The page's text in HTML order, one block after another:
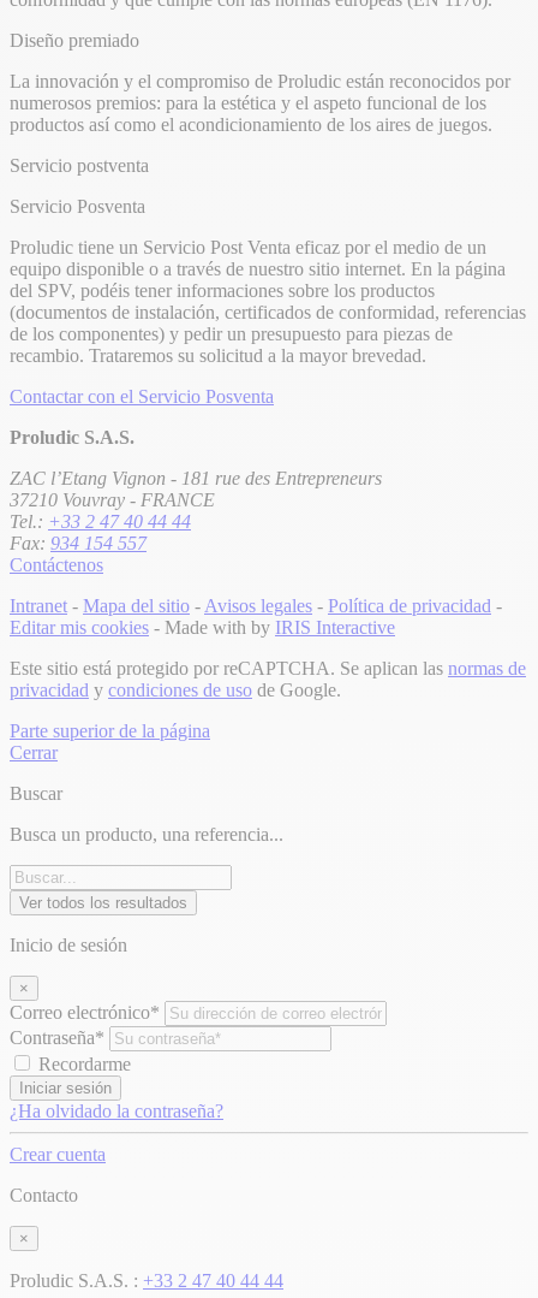
Diseño premiado
La innovación y el compromiso de Proludic están reconocidos por
numerosos premios: para la estética y el aspeto funcional de los
productos así como el acondicionamiento de los aires de juegos.
Servicio postventa
Servicio Posventa
Proludic tiene un Servicio Post Venta eficaz por el medio de un
equipo disponible o a través de nuestro sitio internet. En la página
del SPV, podéis tener informaciones sobre los productos
(documentos de instalación, certificados de conformidad, referencias
de los componentes) y pedir un presupuesto para piezas de
recambio. Trataremos su solicitud a la mayor brevedad.
Contactar con el Servicio Posventa
Proludic S.A.S.
ZAC l’Etang Vignon - 181 rue des Entrepreneurs
37210 Vouvray - FRANCE
Tel.: +33 2 47 40 44 44
Fax: 934 154 557
Contáctenos
Intranet - Mapa del sitio - Avisos legales - Política de privacidad -
Editar mis cookies - Made with by IRIS Interactive
Este sitio está protegido por reCAPTCHA. Se aplican las normas de
privacidad y condiciones de uso de Google.
Parte superior de la página
Cerrar
Buscar
Busca un producto, una referencia...
Ver todos los resultados
Inicio de sesión
×
Correo electrónico*
Contraseña*
Recordarme
Iniciar sesión
¿Ha olvidado la contraseña?
Crear cuenta
Contacto
×
Proludic S.A.S. : +33 2 47 40 44 44